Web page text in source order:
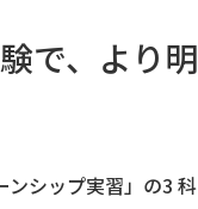
で、より明
ンシップ実習」の3 科